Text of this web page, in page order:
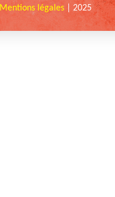
Mentions légales | 2025